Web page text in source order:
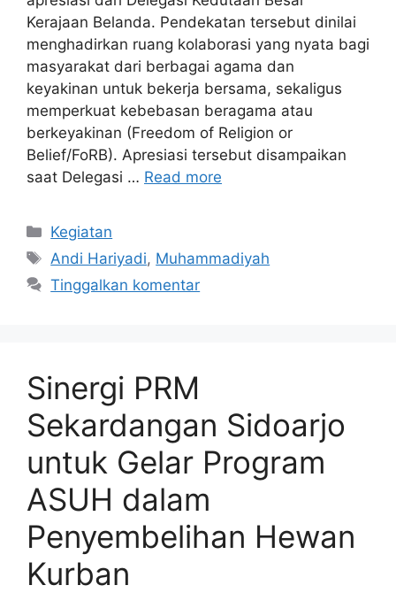
Kerajaan Belanda. Pendekatan tersebut dinilai
menghadirkan ruang kolaborasi yang nyata bagi
masyarakat dari berbagai agama dan
keyakinan untuk bekerja bersama, sekaligus
memperkuat kebebasan beragama atau
berkeyakinan (Freedom of Religion or
Belief/FoRB). Apresiasi tersebut disampaikan
saat Delegasi … Read more
Kategori
Kegiatan
Tag
Andi Hariyadi, Muhammadiyah
Tinggalkan komentar
Sinergi PRM
Sekardangan Sidoarjo
untuk Gelar Program
ASUH dalam
Penyembelihan Hewan
Kurban